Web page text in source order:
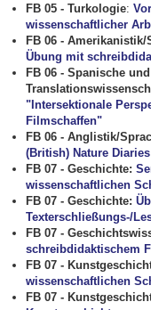
FB 05 - Turkologie:
wissenschaftlicher
FB 06 -
Übung mit
FB 06 - Spanische
"Intersektionale
Filmschaffen"
FB 06 -Anglistik/
(British) Nature Diaries
FB 07 - Geschichte:
wissenschaftlichen
FB 07 - Geschichte:
Texterschließungs-/
FB 07 -
schreibdidaktischem
FB 07 -
wissenschaftlichen
FB 07 -